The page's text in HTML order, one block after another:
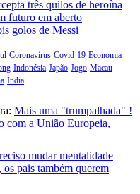
três quilos de heroína
futuro em aberto
golos de Messi
Coronavírus Covid-19 Economia
Indonésia Japão Jogo Macau
Índia
Mais uma "trumpalhada" !
com a União Europeia,
mudar mentalidade
pais também querem